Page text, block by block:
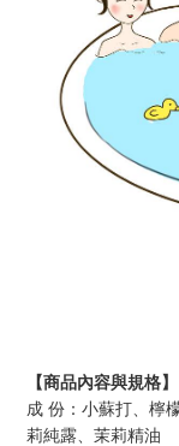
【商品內容與規格】
成 份： 小蘇打、檸
莉純露、茉莉精油